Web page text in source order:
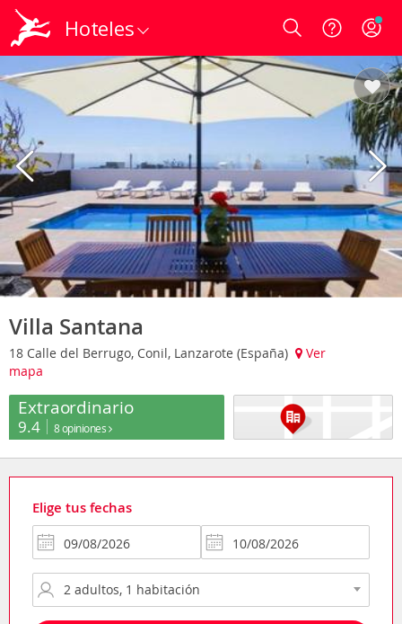
Hoteles Login
Villa Santana
18 Calle del Berrugo, Conil, Lanzarote (España)
Ver
mapa
Extraordinario
9.4 8 opiniones
Elige tus fechas